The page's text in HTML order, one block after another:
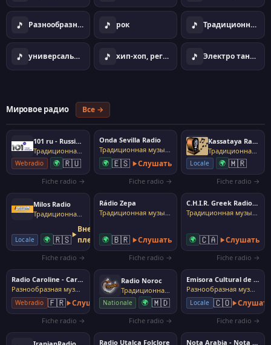
🎵 Разнообразная музыка 🎵 рок 🎵 Традиционная музыка, фолк
🎵 универсальный 🎵 хип-хоп, регги, рэп 🎵 Электро танцы дом
Мировое радио Все →
101 ru - Russian Folk
Традиционная музыка, фолк
Webradio 🌍 🇷🇺
Fiche radio →
Onda Sevilla Radio
Традиционная музыка, фолк
🌍 🇪🇸 Слушать
Fiche radio →
Kassataya Radio
Традиционная музыка, фолк
Locale 🌍 🇲🇷
Fiche radio →
Milos Radio
Традиционная музыка, фолк
Locale 🌍 🇷🇸
Внешний
плеер
Fiche radio →
Rádio Zepa
Традиционная музыка, фолк
🌍 🇧🇷 Слушать
Fiche radio →
C.H.I.R. Greek Radio Station
Традиционная музыка, фолк
🌍 🇨🇦 Слушать
Fiche radio →
Radio Caroline - CaroCelt
Разнообразная музыка
Webradio 🇫🇷 Слушать
Fiche radio →
Radio Noroc
Традиционная музыка, фолк
Nationale 🌍 🇲🇩
Fiche radio →
Emisora Cultural de Pereira
Разнообразная музыка
Locale 🇨🇴 Слушать
Fiche radio →
Radio Utalca Folclore
Nota Arabia - Nota Loubnania